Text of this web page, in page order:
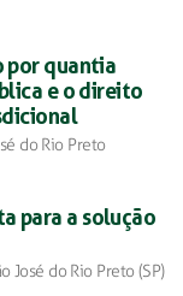
por quantia
e o direito
do Rio Preto
para a solução
José do Rio Preto (SP)